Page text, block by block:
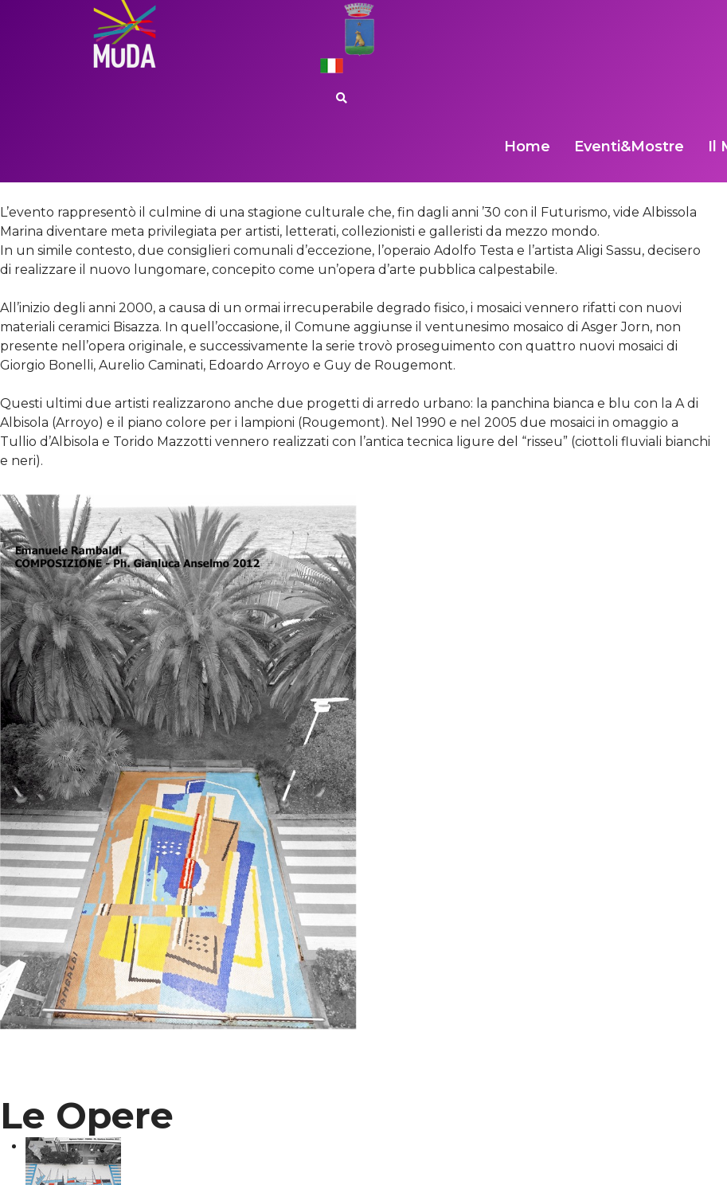
Home Eventi&Mostre Il
LUNGOMARE DEGLI
Questa incredibile opera di arte urbana venne inaugurata il 10 agosto 1963: quasi un chilometro di mosaici
L’evento rappresentò il culmine di una stagione culturale che, fin dagli anni ’30 con il Futurismo, vide Albissola
Marina diventare meta privilegiata per artisti, letterati, collezionisti e galleristi da mezzo mondo.
In un simile contesto, due consiglieri comunali d’eccezione, l’operaio Adolfo Testa e l’artista Aligi Sassu, decisero
di realizzare il nuovo lungomare, concepito come un’opera d’arte pubblica calpestabile.
All’inizio degli anni 2000, a causa di un ormai irrecuperabile degrado fisico, i mosaici vennero rifatti con nuovi
materiali ceramici Bisazza. In quell’occasione, il Comune aggiunse il ventunesimo mosaico di Asger Jorn, non
presente nell’opera originale, e successivamente la serie trovò proseguimento con quattro nuovi mosaici di
Giorgio Bonelli, Aurelio Caminati, Edoardo Arroyo e Guy de Rougemont.
Questi ultimi due artisti realizzarono anche due progetti di arredo urbano: la panchina bianca e blu con la A di
Albisola (Arroyo) e il piano colore per i lampioni (Rougemont). Nel 1990 e nel 2005 due mosaici in omaggio a
Tullio d’Albisola e Torido Mazzotti vennero realizzati con l’antica tecnica ligure del “risseu” (ciottoli fluviali bianchi
e neri).
Le Opere